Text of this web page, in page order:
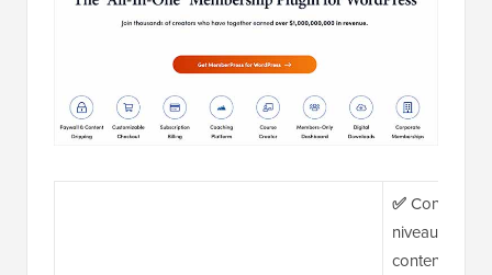
✅Contrôle
niveaux
contenu